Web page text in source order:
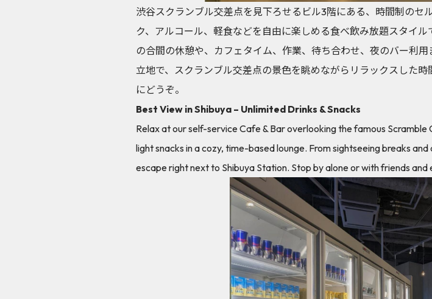
渋谷スクランブル交差点を見下ろせるビル3階にある、時間制のセ
ク、アルコール、軽食などを自由に楽しめる食べ飲み放題スタイ
の合間の休憩や、カフェタイム、作業、待ち合わせ、夜のバー利
立地で、スクランブル交差点の景色を眺めながらリラックスした
にどうぞ。
Best View in Shibuya – Unlimited Drinks & Snacks
Relax at our self-service Cafe & Bar overlooking the famous
light snacks in a cozy, time-based lounge. From sightseeing breaks
escape right next to Shibuya Station. Stop by alone or with friends and